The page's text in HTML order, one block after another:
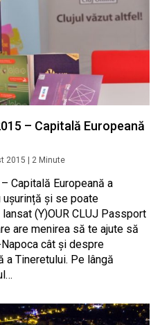
– Capitală Europeană
2015 2 Minute
Capitală Europeană a
și se poate
(Y)OUR CLUJ Passport
are menirea să te ajute să
cât și despre
a Tineretului. Pe lângă